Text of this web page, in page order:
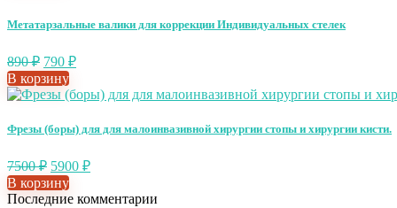
Метатарзальные валики для коррекции Индивидуальных стелек
890₽ 790 ₽
В корзину
Фрезы (боры) для для малоинвазивной хирургии стопы и хирургии кисти.
7500₽ 5900 ₽
В корзину
Последние комментарии